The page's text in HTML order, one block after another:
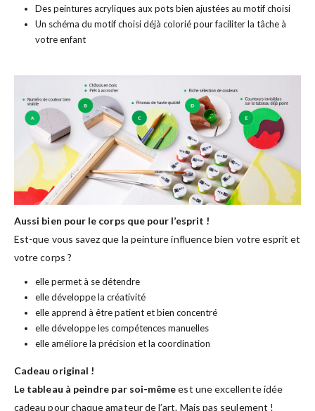
Des peintures acryliques aux pots bien ajustées au motif choisi
Un schéma du motif choisi déjà colorié pour faciliter la tâche à
votre enfant
Aussi bien pour le corps que pour l’esprit !
Est-que vous savez que la peinture influence bien votre esprit et
votre corps ?
elle permet à se détendre
elle développe la créativité
elle apprend à être patient et bien concentré
elle développe les compétences manuelles
elle améliore la précision et la coordination
Cadeau original !
Le tableau à peindre par soi-mêmeest une excellente idée
cadeau pour chaque amateur de l’art. Mais pas seulement !